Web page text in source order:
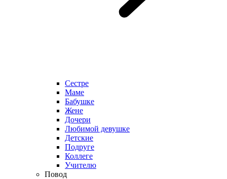
Сестре
Маме
Бабушке
Жене
Дочери
Любимой девушке
Детские
Подруге
Коллеге
Учителю
Повод